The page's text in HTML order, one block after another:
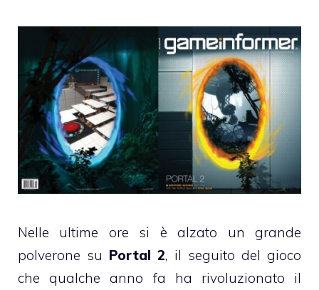
Nelle ultime ore si è alzato un grande
polverone su Portal 2, il seguito del gioco
che qualche anno fa ha rivoluzionato il